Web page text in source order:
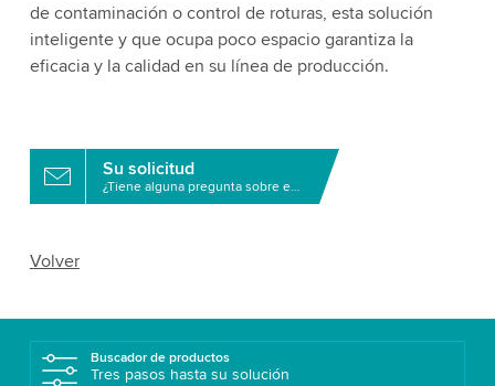
de contaminación o control de roturas, esta solución
inteligente y que ocupa poco espacio garantiza la
eficacia y la calidad en su línea de producción.
Su solicitud
¿Tiene alguna pregunta sobre este producto?
Volver
Buscador de productos
Tres pasos hasta su solución